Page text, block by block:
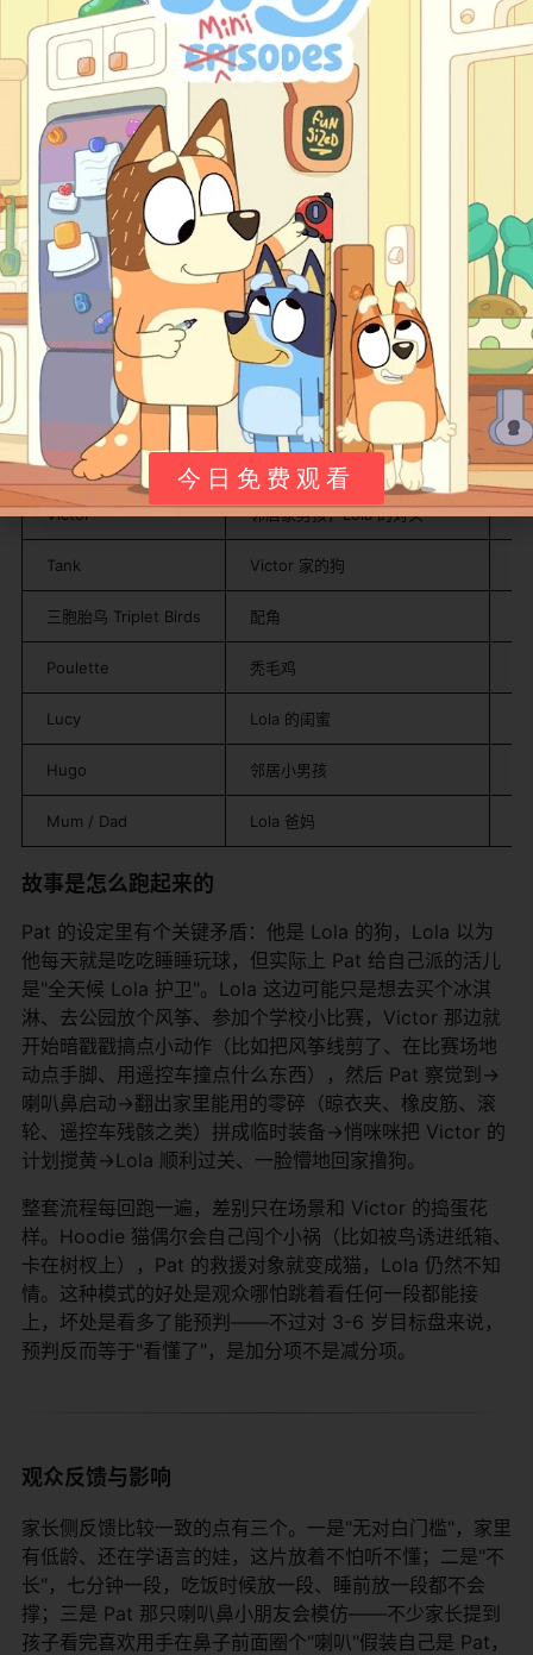
《拍拍小狗》，国语配音，视频网站少儿区能搜到；
Bukids 站内也做了收录，中文译名直接搜"拍拍小
狗"或"Pat the Dog"都能命中。
角色与故事
核心角色表
角色 身份 性
Pat 主角小白狗，Lola 的宠物
小女孩，Pat 和 Hoodie 的主人
Hoodie Lola 家后来收的猫 蓬
Victor 邻居家男孩，Lola 的对头 被
Tank Victor 家的狗
三胞胎鸟 Triplet Birds 配角
Poulette 秃毛鸡
Lucy Lola 的闺蜜
Hugo 邻居小男孩
Mum / Dad Lola 爸妈
故事是怎么跑起来的
Pat 的设定里有个关键矛盾：他是 Lola 的狗，Lola 以为
他每天就是吃吃睡睡玩球，但实际上 Pat 给自己派的活儿
是"全天候 Lola 护卫"。Lola 这边可能只是想去买个冰淇
淋、去公园放个风筝、参加个学校小比赛，Victor 那边就
开始暗戳戳搞点小动作（比如把风筝线剪了、在比赛场地
动点手脚、用遥控车撞点什么东西），然后 Pat 察觉到→
喇叭鼻启动→翻出家里能用的零碎（晾衣夹、橡皮筋、滚
轮、遥控车残骸之类）拼成临时装备→悄咪咪把 Victor 的
计划搅黄→Lola 顺利过关、一脸懵地回家撸狗。
整套流程每回跑一遍，差别只在场景和 Victor 的捣蛋花
样。Hoodie 猫偶尔会自己闯个小祸（比如被鸟诱进纸箱、
卡在树杈上），Pat 的救援对象就变成猫，Lola 仍然不知
情。这种模式的好处是观众哪怕跳着看任何一段都能接
上，坏处是看多了能预判——不过对 3-6 岁目标盘来说，
预判反而等于"看懂了"，是加分项不是减分项。
观众反馈与影响
家长侧反馈比较一致的点有三个。一是"无对白门槛"，家里
有低龄、还在学语言的娃，这片放着不怕听不懂；二是"不
长"，七分钟一段，吃饭时候放一段、睡前放一段都不会
撑；三是 Pat 那只喇叭鼻小朋友会模仿——不少家长提到
孩子看完喜欢用手在鼻子前面圈个"喇叭"假装自己是 Pat，
今日免费观看